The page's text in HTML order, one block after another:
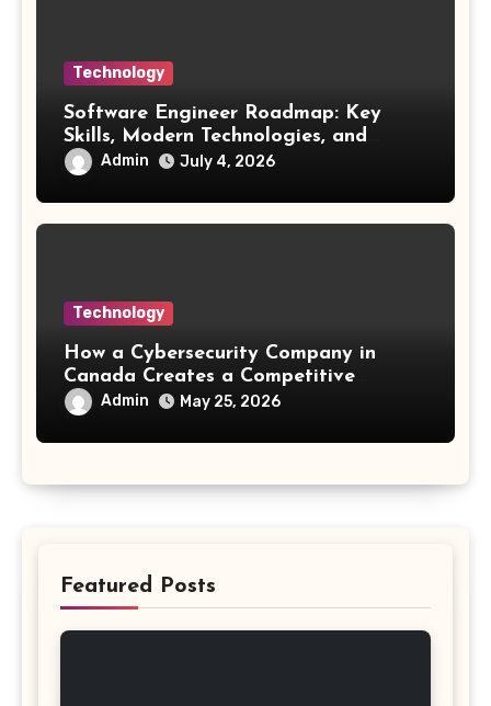
Technology
Software Engineer Roadmap: Key
Skills, Modern Technologies, and
Future Opportunities
Admin July 4, 2026
Technology
How a Cybersecurity Company in
Canada Creates a Competitive
Advantage
Admin May 25, 2026
Featured Posts